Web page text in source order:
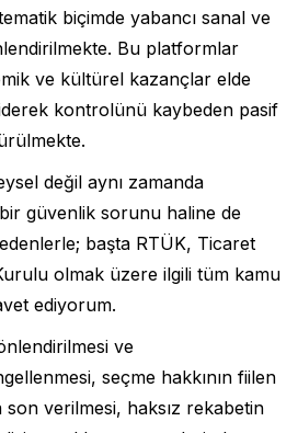
biçimde yabancı sanal ve
Bu platformlar
ve kültürel kazançlar elde
kontrolünü kaybeden pasif
değil aynı zamanda
güvenlik sorunu haline de
başta RTÜK, Ticaret
olmak üzere ilgili tüm kamu
ediyorum.
ve
seçme hakkının fiilen
son verilmesi, haksız rekabetin